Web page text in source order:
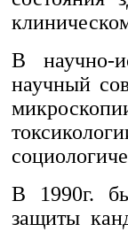
В научно-
научный
В 1990г.
защиты